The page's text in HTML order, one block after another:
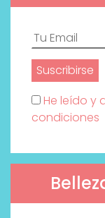
He leído y
condiciones